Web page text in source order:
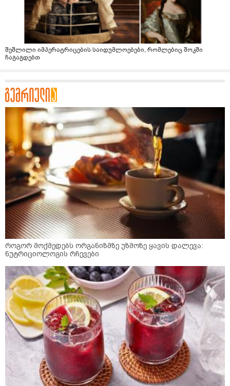
შეშლილი იმპერატრიცების საიდუმლოებები, რომლებიც შოკში
ჩაგაგდებთ
როგორ მოქმედებს ორგანიზმზე უზმოზე ყავის დალევა:
ნუტრიციოლოგის რჩევები